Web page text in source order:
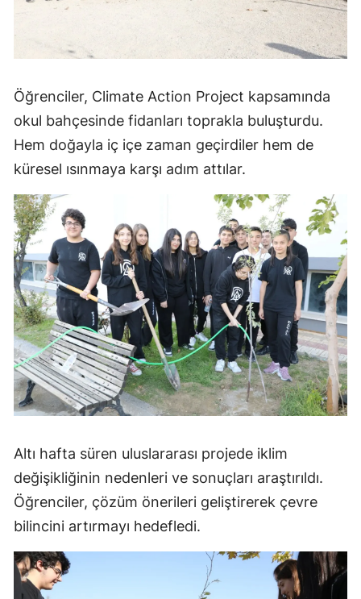
Öğrenciler, Climate Action Project kapsamında
okul bahçesinde fidanları toprakla buluşturdu.
Hem doğayla iç içe zaman geçirdiler hem de
küresel ısınmaya karşı adım attılar.
Altı hafta süren uluslararası projede iklim
değişikliğinin nedenleri ve sonuçları araştırıldı.
Öğrenciler, çözüm önerileri geliştirerek çevre
bilincini artırmayı hedefledi.